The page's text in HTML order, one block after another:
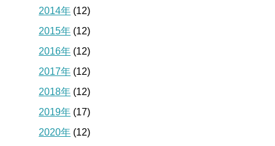
2014年 (12)
2015年 (12)
2016年 (12)
2017年 (12)
2018年 (12)
2019年 (17)
2020年 (12)